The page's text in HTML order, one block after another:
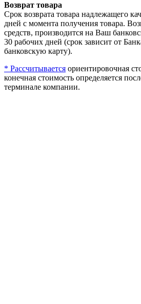
Возврат товара
Срок возврата товара надлежащего
дней с момента получения товара.
средств, производится на Ваш
30 рабочих дней (срок зависит от
банковскую карту).
* Рассчитывается ориентировочная
конечная стоимость определяется
терминале компании.